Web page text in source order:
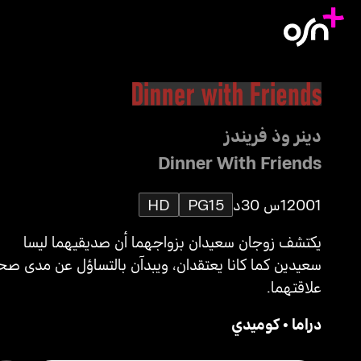
دينر وذ فريندز
Dinner With Friends
20011س 30د PG15
HD
يكتشف زوجان سعيدان بزواجهما أن صديقيهما ليسا
سعيدين كما كانا يعتقدان، ويبدآن بالتساؤل عن مدى
علاقتهما.
دراما •كوميدي